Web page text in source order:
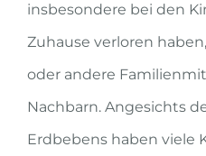
insbesondere bei den
Zuhause verloren
oder andere
Nachbarn. Angesichts
Erdbebens haben viele